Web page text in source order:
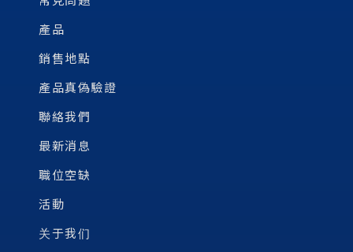
產品
銷售地點
產品真偽驗證
聯絡我們
最新消息
職位空缺
活動
关于我们